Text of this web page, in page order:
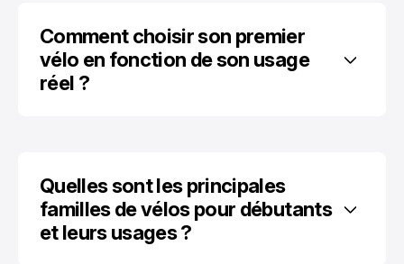
Comment choisir son premier
vélo en fonction de son usage
réel ?
Quelles sont les principales
familles de vélos pour débutants
et leurs usages ?